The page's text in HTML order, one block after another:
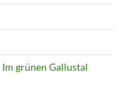
Im grünen Gallustal